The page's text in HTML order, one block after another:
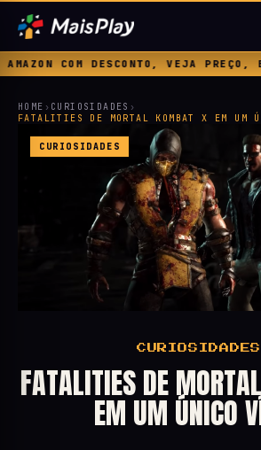
VEJA PREÇO, BÔNUS E DATAS
HOME › CURIOSIDADES ›
FATALITIES DE MORTAL KOMBAT X EM UM
CURIOSIDADES
CURIOSIDADES
FATALITIES DE
EM UM ÚNICO